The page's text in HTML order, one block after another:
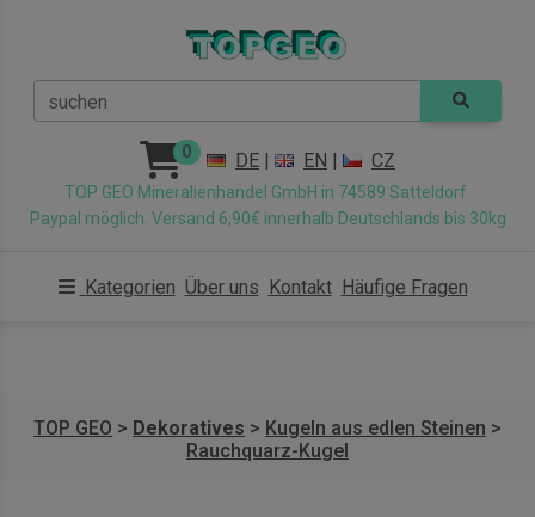
suchen
0 DE | EN | CZ
TOP GEO Mineralienhandel GmbH in 74589 Satteldorf.
Paypal möglich. Versand 6,90€ innerhalb Deutschlands bis 30kg
Kategorien Über uns Kontakt Häufige Fragen
TOP GEO > Dekoratives > Kugeln aus edlen Steinen >
Rauchquarz-Kugel